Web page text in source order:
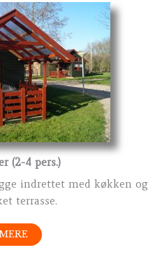
(2-4 pers.)
indrettet med køkken og
terrasse.